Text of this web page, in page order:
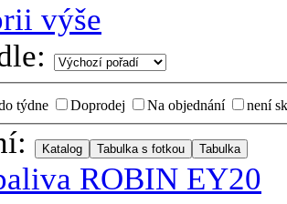
výše
týdne Doprodej Na objednání není
ROBIN EY20